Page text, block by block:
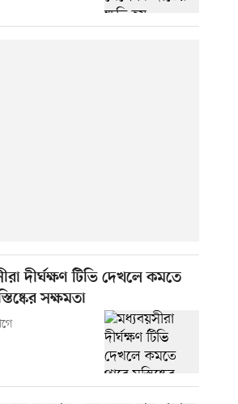
দীর্ঘক্ষণ টিভি দেখলে কমতে
সক্ষমতা